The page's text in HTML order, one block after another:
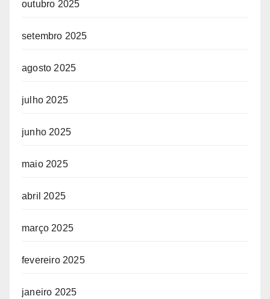
outubro 2025
setembro 2025
agosto 2025
julho 2025
junho 2025
maio 2025
abril 2025
março 2025
fevereiro 2025
janeiro 2025